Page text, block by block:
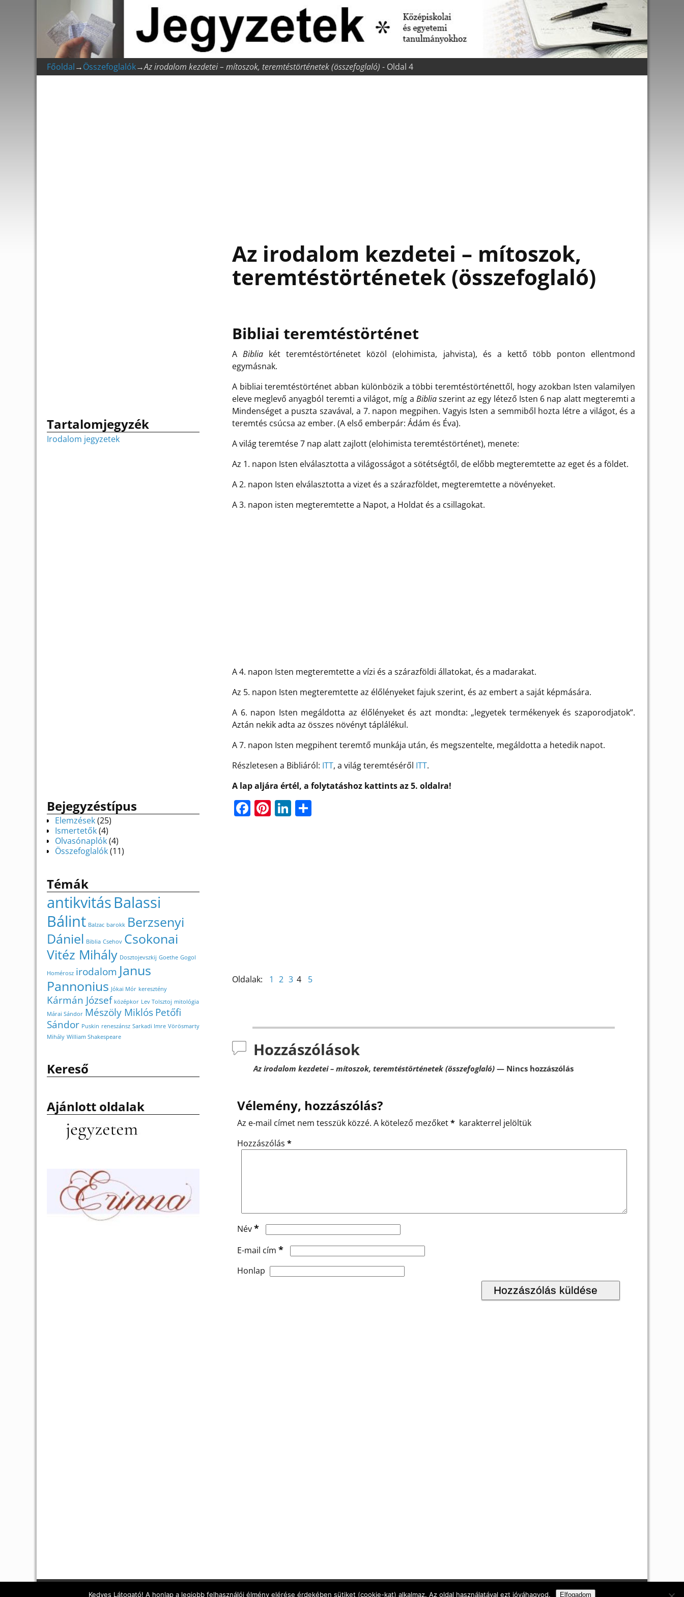
Főoldal→Összefoglalók→Az irodalom kezdetei – mítoszok, teremtéstörténetek (összefoglaló) - Oldal 4
Az irodalom kezdetei – mítoszok,
teremtéstörténetek (összefoglaló)
Bibliai teremtéstörténet
ABiblia két teremtéstörténetet közöl (elohimista, jahvista), és a kettő több ponton ellentmond
egymásnak.
A bibliai teremtéstörténet abban különbözik a többi teremtéstörténettől, hogy azokban Isten valamilyen
eleve meglevő anyagból teremti a világot, míg a Bibliaszerint az egy létező Isten 6 nap alatt megteremti a
Mindenséget a puszta szavával, a 7. napon megpihen. Vagyis Isten a semmiből hozta létre a világot, és a
teremtés csúcsa az ember. (A első emberpár: Ádám és Éva).
A világ teremtése 7 nap alatt zajlott (elohimista teremtéstörténet), menete:
Az 1. napon Isten elválasztotta a világosságot a sötétségtől, de előbb megteremtette az eget és a földet.
A 2. napon Isten elválasztotta a vizet és a szárazföldet, megteremtette a növényeket.
A 3. napon isten megteremtette a Napot, a Holdat és a csillagokat.
A 4. napon Isten megteremtette a vízi és a szárazföldi állatokat, és a madarakat.
Az 5. napon Isten megteremtette az élőlényeket fajuk szerint, és az embert a saját képmására.
A 6. napon Isten megáldotta az élőlényeket és azt mondta: „legyetek termékenyek és szaporodjatok”.
Aztán nekik adta az összes növényt táplálékul.
A 7. napon Isten megpihent teremtő munkája után, és megszentelte, megáldotta a hetedik napot.
Részletesen a Bibliáról: ITT, a világ teremtéséről ITT.
A lap aljára értél, a folytatáshoz kattints az 5. oldalra!
F Pi Li
Oldalak: 1 2 3 4 5
Hozzászólások
Az irodalom kezdetei – mítoszok, teremtéstörténetek (összefoglaló)— Nincs hozzászólás
Vélemény, hozzászólás?
Az e-mail címet nem tesszük közzé. A kötelező mezőket* karakterrel jelöltük
Hozzászólás *
Név*
E-mail cím *
Honlap
Tartalomjegyzék
Irodalom jegyzetek
Bejegyzéstípus
Elemzések(25)
Ismertetők(4)
Olvasónaplók(4)
Összefoglalók(11)
Témák
antikvitásBalassi
Bálint Balzac barokk Berzsenyi
Dániel Biblia Csehov Csokonai
Vitéz Mihály Dosztojevszkij Goethe Gogol
Homérosz irodalom Janus
Pannonius Jókai Mór keresztény
Kármán József középkor Lev Tolsztoj mitológia
Márai Sándor Mészöly MiklósPetőfi
Sándor Puskin reneszánsz Sarkadi Imre Vörösmarty
Mihály William Shakespeare
Kereső
Ajánlott oldalak
Adatkezelési Tájékoztató Cookie Tájékoztató Jogi nyilatkozat
Kedves Látogató! A honlap a legjobb felhasználói élmény elérése érdekében sütiket (cookie-kat) alkalmaz. Az oldal használatával ezt jóváhagyod. Elfogadom